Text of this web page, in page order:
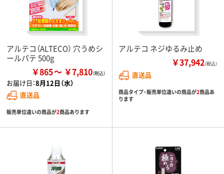
アルテコ（ALTECO） 穴うめシ
ールパテ 500g
￥865 ￥7,810
お届け日：8月12日（水）
直送品
販売単位違いの商品が2商品あります
アルテコ ネジゆるみ止め
￥37,942（税込）
直送品
商品タイプ・販売単位違いの商品が2商品あ
ります